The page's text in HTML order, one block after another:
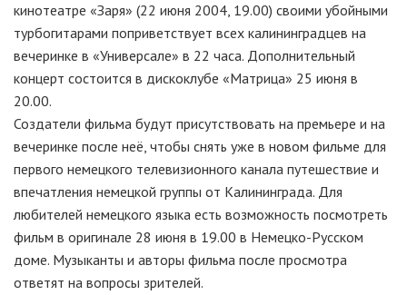
кинотеатре «Заря» (22 июня 2004, 19.00) своими убойными
турбогитарами поприветствует всех калининградцев на
вечеринке в «Универсале» в 22 часа. Дополнительный
концерт состоится в дискоклубе «Матрица» 25 июня в
20.00.
Создатели фильма будут присутствовать на премьере и на
вечеринке после неё, чтобы снять уже в новом фильме для
первого немецкого телевизионного канала путешествие и
впечатления немецкой группы от Калининграда. Для
любителей немецкого языка есть возможность посмотреть
фильм в оригинале 28 июня в 19.00 в Немецко-Русском
доме. Музыканты и авторы фильма после просмотра
ответят на вопросы зрителей.